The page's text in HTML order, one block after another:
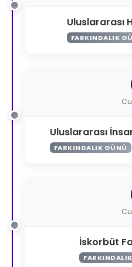
Uluslararası
FARKINDALIK
Uluslararası
FARKINDALIK GÜNÜ
İskorbüt